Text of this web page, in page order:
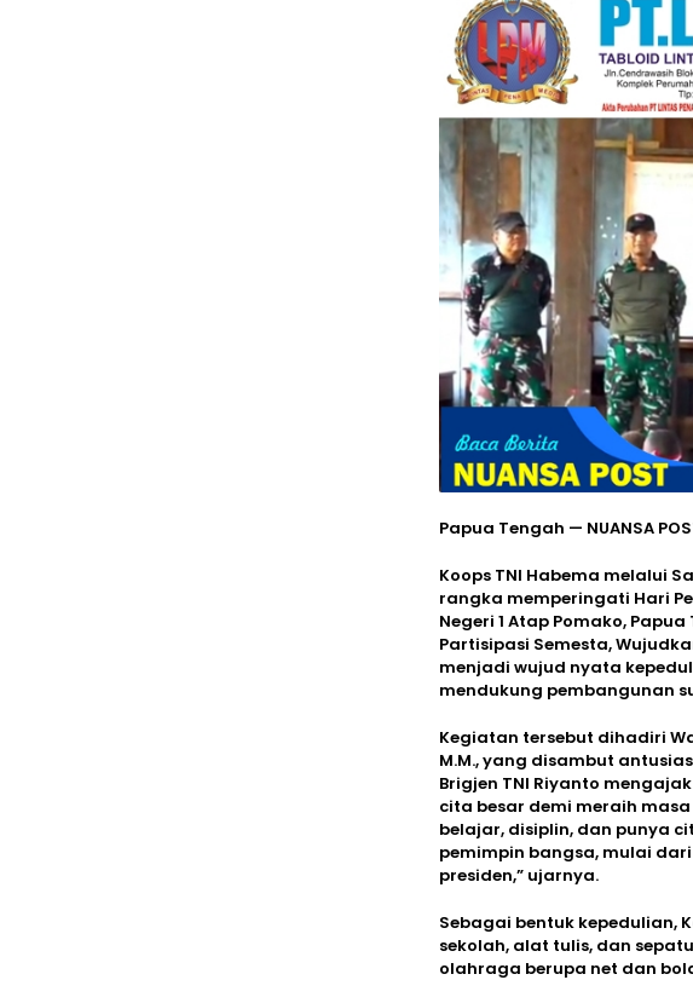
Papua Tengah — NUANSA
Koops TNI Habema melalui
rangka memperingati Hari
Negeri 1 Atap Pomako,
Partisipasi Semesta,
menjadi wujud nyata
mendukung pembangunan
Kegiatan tersebut dihadiri
M.M., yang disambut
Brigjen TNI Riyanto
cita besar demi meraih
belajar, disiplin, dan punya
pemimpin bangsa, mulai
presiden,” ujarnya.
Sebagai bentuk kepedulian,
sekolah, alat tulis, dan
olahraga berupa net dan